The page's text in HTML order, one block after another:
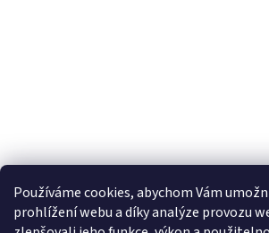
Používáme cookies, abychom Vám
prohlížení webu a díky analýze provozu